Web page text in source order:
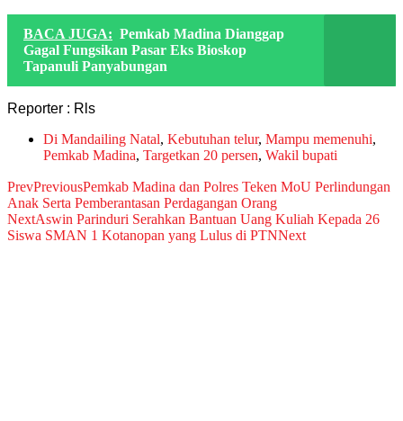
BACA JUGA: Pemkab Madina Dianggap
Gagal Fungsikan Pasar Eks Bioskop
Tapanuli Panyabungan
Reporter : Rls
Di Mandailing Natal, Kebutuhan telur, Mampu memenuhi,
Pemkab Madina, Targetkan 20 persen, Wakil bupati
PrevPreviousPemkab Madina dan Polres Teken MoU Perlindungan
Anak Serta Pemberantasan Perdagangan Orang
NextAswin Parinduri Serahkan Bantuan Uang Kuliah Kepada 26
Siswa SMAN 1 Kotanopan yang Lulus di PTNNext